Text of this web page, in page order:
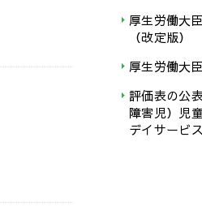
厚生労働大
（改定版）
厚生労働大
評価表の公
障害児）児
デイサービ